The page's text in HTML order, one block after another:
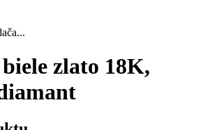
zlato 18K,